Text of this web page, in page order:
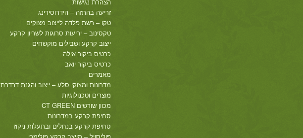
זריעה בהתזה – הידרוסידינג
טקו – רשת פלדה לייצוב מצוקים
טקסינוב – יריעות סרוגות לשריון קרקע
ייצוב קרקע ושבילים מוקשחים
כרטיס ביקור אילה
כרטיס ביקור יואב
מאמרים
מדרונות ומצוקי סלע – ייצוב והגנת דרדרת
מוצרים וטכנולוגיות
מכוון שורשים CT GREEN
סחיפת קרקע במדרונות
סחיפת קרקע בנחלים ובתעלות ניקוז
פוליסויל – מייצב קרקע פולימרי